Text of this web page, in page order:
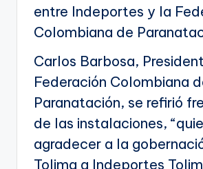
entre Indeportes y la
Colombiana de
Carlos Barbosa,
Federación Colombiana
Paranatación, se refirió
de las instalaciones,
agradecer a la
Tolima a Indeportes